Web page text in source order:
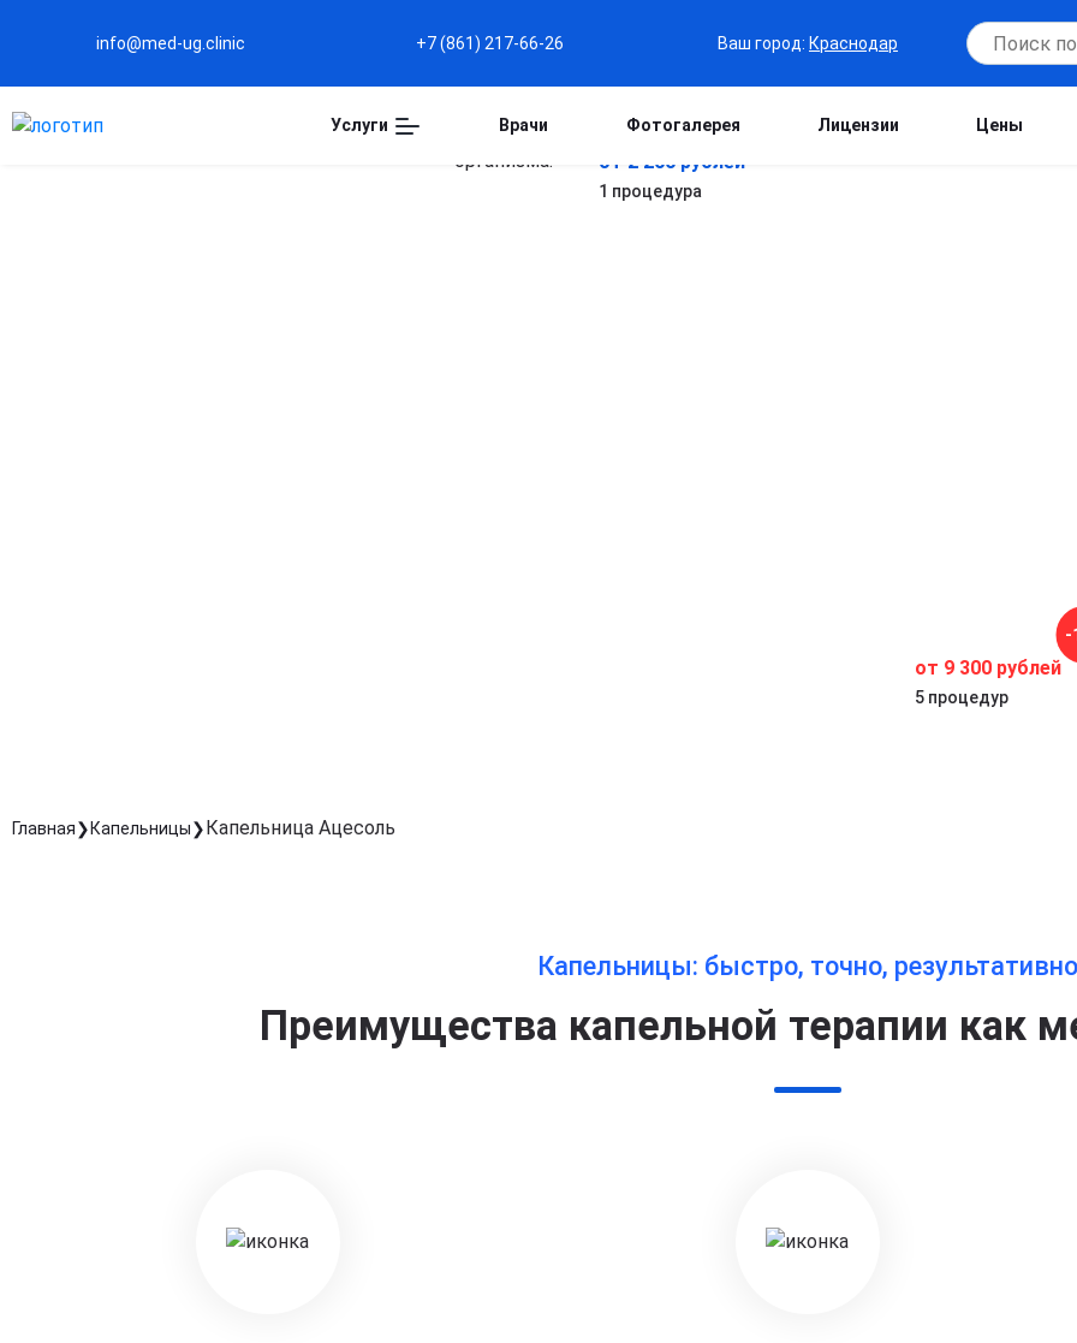
info@med-ug.clinic +7 (861) 217-66-26 Ваш город: Краснодар
Услуги Врачи Фотогалерея Лицензии Цены
от 2 200 рублей
1 процедура
от 9 300 рублей
5 процедур
-
Главная Капельницы Капельница Ацесоль
Капельницы: быстро, точно, результативно
Преимущества капельной терапии как